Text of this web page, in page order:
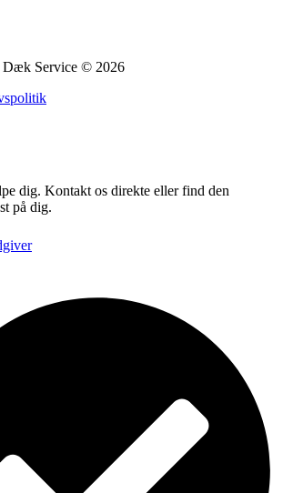
Dæk Service © 2026
dig. Kontakt os direkte eller find den
på dig.